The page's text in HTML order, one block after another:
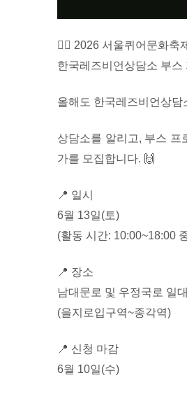
🏳️‍🌈 2026 서울퀴어문화축제
한국레즈비언상담소 부스
올해도 한국레즈비언상
상담소를 알리고, 부스 프
가를 모집합니다. 🙌
📍 일시
6월 13일(토)
(활동 시간: 10:00~18:00
📍 장소
남대문로 및 우정국로 일대
(을지로입구역~종각역)
📍 신청 마감
6월 10일(수)